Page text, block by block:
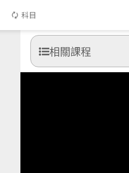
科目
相關課程